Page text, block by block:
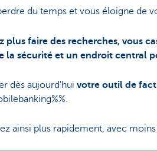
du temps et vous éloigne de
plus faire des recherches, vous
la sécurité et un endroit central
dès aujourd'hui votre outil de
ainsi plus rapidement, avec